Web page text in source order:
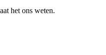
het ons weten.